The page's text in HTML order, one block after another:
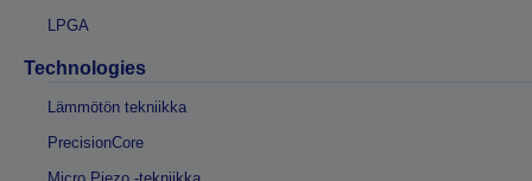
LPGA
Technologies
Lämmötön tekniikka
PrecisionCore